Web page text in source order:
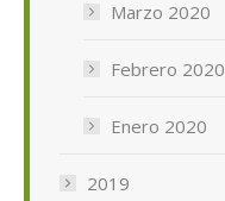
Marzo 2020
Febrero 2020
Enero 2020
2019